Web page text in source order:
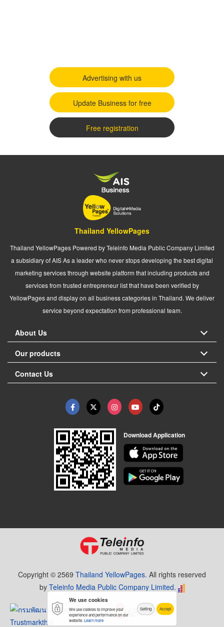
Advertising with us
Update Business for free
Free registration
Thailand YellowPages
Thailand YellowPages Powered by Teleinfo Media Public Company Limited
a subsidiary of AIS As a leader who never stops developing the best digital
marketing services through website platform that including products and
services from trusted entrepreneur list that have been verified by
YellowPages and display on all business categories in Thailand. We deliver
service beyond expectation from professional team.
About Us
Our products
Contact Us
Download Application
Copyright © 2569 Thailand YellowPages. All rights reserved
by Teleinfo Media Public Company Limited.
We use cookies
We use cookies to improve your
experience and performance on our
website. Learn more
Setting Accept